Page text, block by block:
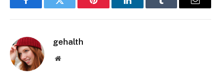
FacebookTwitter Pinterest LinkedInTumblr Email
gehalth
Website